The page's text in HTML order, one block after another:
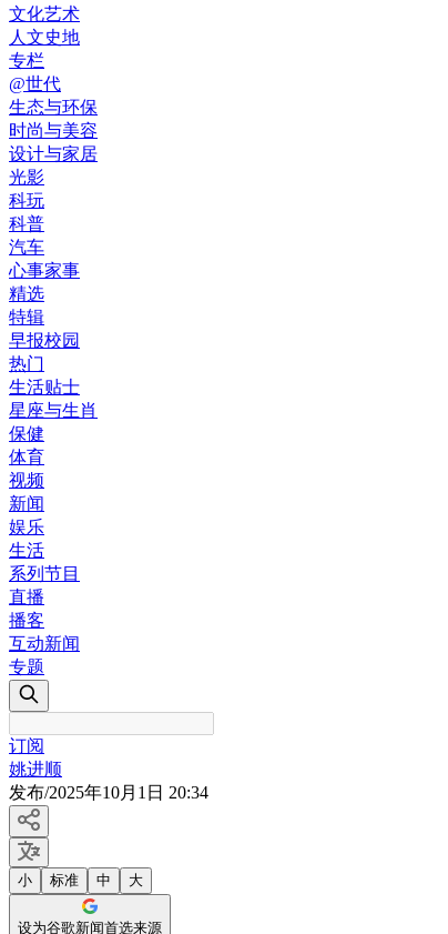
文化艺术
人文史地
专栏
@世代
生态与环保
时尚与美容
设计与家居
光影
科玩
科普
汽车
心事家事
精选
特辑
早报校园
热门
生活贴士
星座与生肖
保健
体育
视频
新闻
娱乐
生活
系列节目
直播
播客
互动新闻
专题
订阅
姚进顺
发布/2025年10月1日 20:34
小 标准 中 大
设为谷歌新闻首选来源